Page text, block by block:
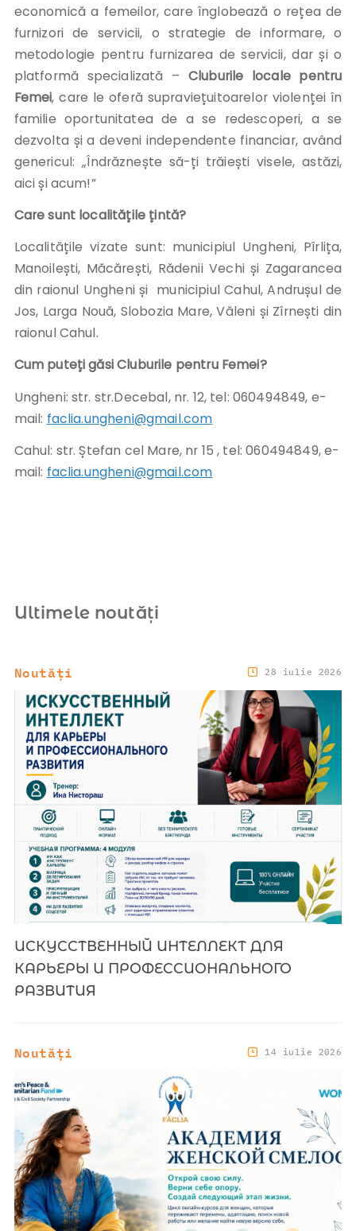
economică a femeilor, care înglobează o rețea de
furnizori de servicii, o strategie de informare, o
metodologie pentru furnizarea de servicii, dar și o
platformă specializată – Cluburile locale pentru
Femei, care le oferă supraviețuitoarelor violenței în
familie oportunitatea de a se redescoperi, a se
dezvolta și a deveni independente financiar, având
genericul: „Îndrăznește să-ți trăiești visele, astăzi,
aici și acum!”
Care sunt localitățile țintă?
Localitățile vizate sunt: municipiul Ungheni, Pîrlița,
Manoilești, Măcărești, Rădenii Vechi și Zagarancea
din raionul Ungheni și municipiul Cahul, Andrușul de
Jos, Larga Nouă, Slobozia Mare, Văleni și Zîrnești din
raionul Cahul.
Cum puteți găsi Cluburile pentru Femei?
Ungheni: str. str.Decebal, nr. 12, tel: 060494849, e-
mail: faclia.ungheni@gmail.com
Cahul: str. Ștefan cel Mare, nr 15 , tel: 060494849, e-
mail: faclia.ungheni@gmail.com
Ultimele noutăți
Noutăți 28 iulie 2026
ИСКУССТВЕННЫЙ ИНТЕЛЛЕКТ ДЛЯ
КАРЬЕРЫ И ПРОФЕССИОНАЛЬНОГО
РАЗВИТИЯ
Noutăți 14 iulie 2026